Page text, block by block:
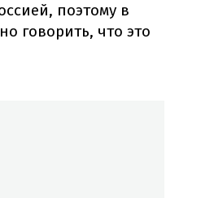
поэтому в
говорить, что это